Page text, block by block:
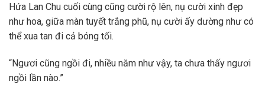
Hứa Lan Chu cuối cùng cũng cười rộ lên, nụ cười xinh đẹp
như hoa, giữa màn tuyết trắng phũ, nụ cười ấy dường như có
thể xua tan đi cả bóng tối.
“Ngươi cũng ngồi đi, nhiều năm như vậy, ta chưa thấy ngươi
ngồi lần nào.”